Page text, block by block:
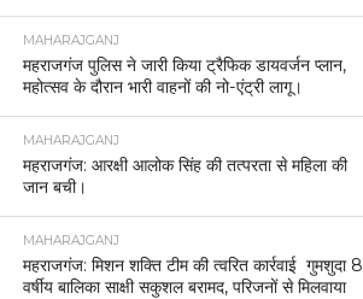
MAHARAJGANJ
महराजगंज पुलिस ने जारी किया ट्रैफिक डायवर्जन प्लान,
महोत्सव के दौरान भारी वाहनों की नो-एंट्री लागू।
MAHARAJGANJ
महराजगंज: आरक्षी आलोक सिंह की तत्परता से महिला की
जान बची।
MAHARAJGANJ
महराजगंज: मिशन शक्ति टीम की त्वरित कार्रवाई गुमशुदा 8
वर्षीय बालिका साक्षी सकुशल बरामद, परिजनों से मिलवाया